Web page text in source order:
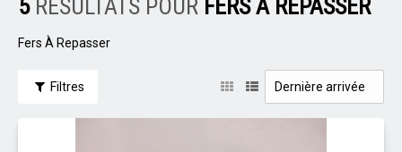
5 RÉSULTATS POUR FERS À REPASSER
Fers À Repasser
Filtres